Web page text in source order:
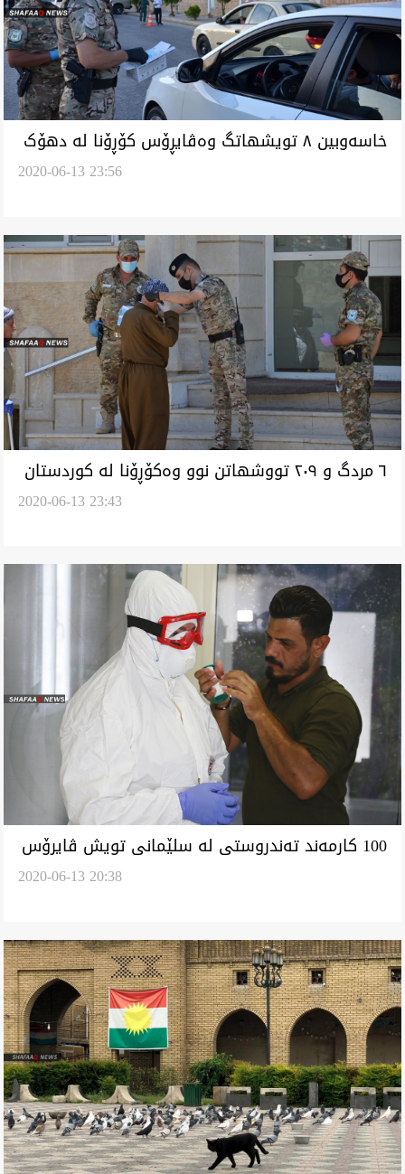
خاسەوبین ٨ تویشهاتگ وەڤایڕۆس کۆڕۆنا لە دهۆک
2020-06-13 23:56
٦ مردگ و ٢٠٩ تووشهاتن نوو وەکۆڕۆنا لە کوردستان
2020-06-13 23:43
100 كارمه‌ند ته‌ندروستى له‌ سلێمانى تويش ڤايرۆس
2020-06-13 20:38